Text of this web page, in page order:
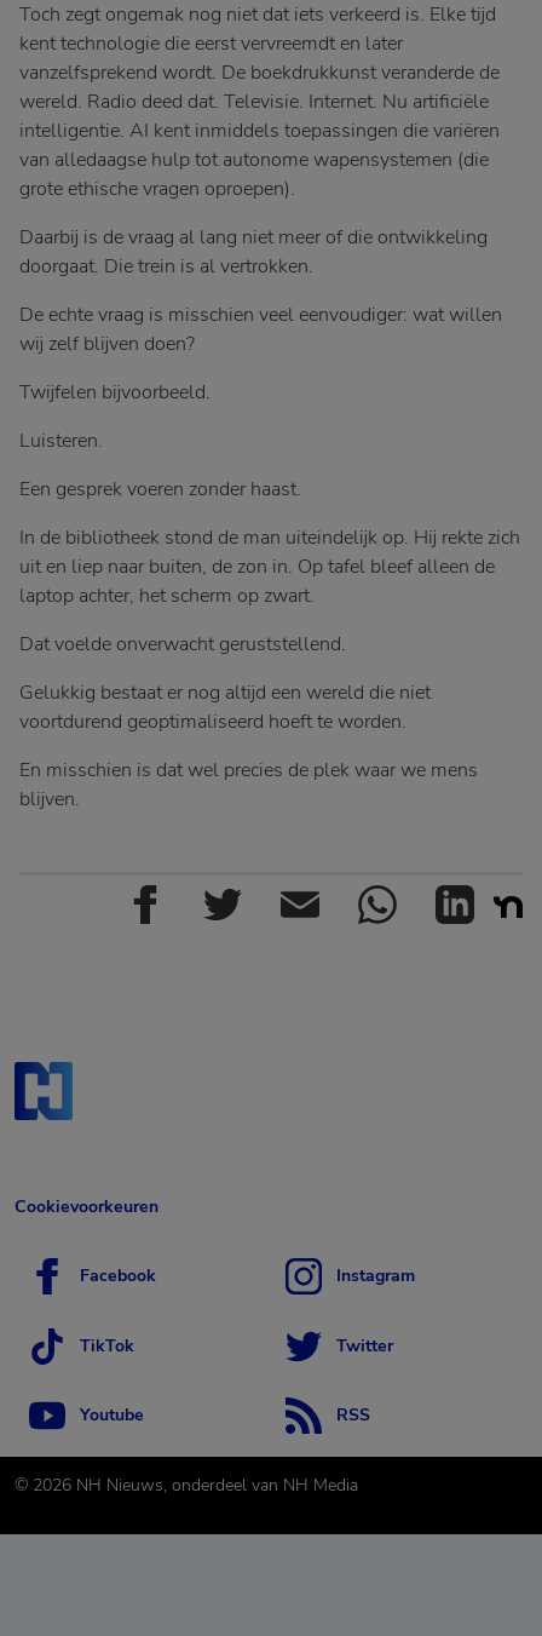
Toch zegt ongemak nog niet dat iets verkeerd is. Elke tijd
kent technologie die eerst vervreemdt en later
vanzelfsprekend wordt. De boekdrukkunst veranderde de
wereld. Radio deed dat. Televisie. Internet. Nu artificiële
intelligentie. AI kent inmiddels toepassingen die variëren
van alledaagse hulp tot autonome wapensystemen (die
grote ethische vragen oproepen).
Daarbij is de vraag al lang niet meer of die ontwikkeling
doorgaat. Die trein is al vertrokken.
De echte vraag is misschien veel eenvoudiger: wat willen
wij zelf blijven doen?
Twijfelen bijvoorbeeld.
Luisteren.
Een gesprek voeren zonder haast.
In de bibliotheek stond de man uiteindelijk op. Hij rekte zich
uit en liep naar buiten, de zon in. Op tafel bleef alleen de
laptop achter, het scherm op zwart.
Dat voelde onverwacht geruststellend.
Gelukkig bestaat er nog altijd een wereld die niet
voortdurend geoptimaliseerd hoeft te worden.
En misschien is dat wel precies de plek waar we mens
blijven.
Cookievoorkeuren
Facebook Instagram
TikTok Twitter
Youtube RSS
© 2026 NH Nieuws, onderdeel van NH Media